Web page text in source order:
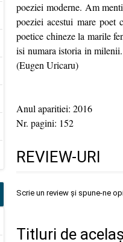
poeziei moderne. Am
poeziei acestui mare
poetice chineze la marile
isi numara istoria in
(Eugen Uricaru)
Anul aparitiei: 2016
Nr. pagini: 152
REVIEW-URI
Scrie un review și spune-ne
Titluri de